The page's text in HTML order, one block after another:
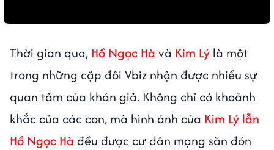
Thời gian qua, Hồ Ngọc Hà và Kim Lý là một
trong những cặp đôi Vbiz nhận được nhiều sự
quan tâm của khán giả. Không chỉ có khoảnh
khắc của các con, mà hình ảnh của Kim Lý lẫn
Hồ Ngọc Hà đều được cư dân mạng săn đón